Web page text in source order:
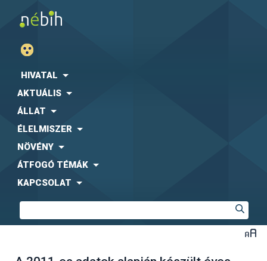
HIVATAL
AKTUÁLIS
ÁLLAT
ÉLELMISZER
NÖVÉNY
ÁTFOGÓ TÉMÁK
KAPCSOLAT